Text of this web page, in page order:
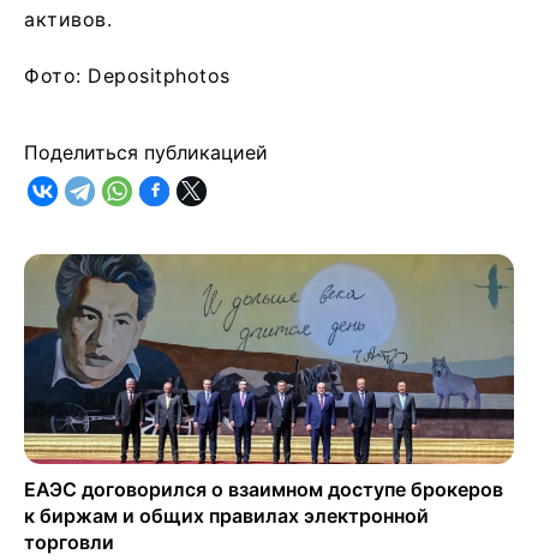
активов.
Фото: Depositphotos
Поделиться публикацией
ЕАЭС договорился о взаимном доступе брокеров
к биржам и общих правилах электронной
торговли